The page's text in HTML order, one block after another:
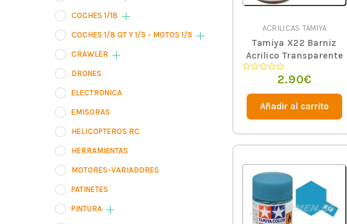
COCHES 1/18
COCHES 1/8 GT Y 1/5 - MOTOS 1/5
CRAWLER
DRONES
ELECTRONICA
EMISORAS
HELICOPTEROS RC
HERRAMIENTAS
MOTORES-VARIADORES
PATINETES
PINTURA
ACRILICAS TAMIYA
Tamiya X22 Barniz
Acrilico Transparente
de
2.90€
Añadir al carrito